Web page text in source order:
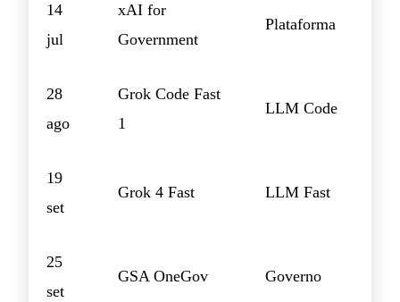
14
jul
xAI for
Government
Plataforma
28
ago
Grok Code Fast
1
LLM Code
19
set
Grok 4 Fast LLM Fast
25
set
GSA OneGov Governo